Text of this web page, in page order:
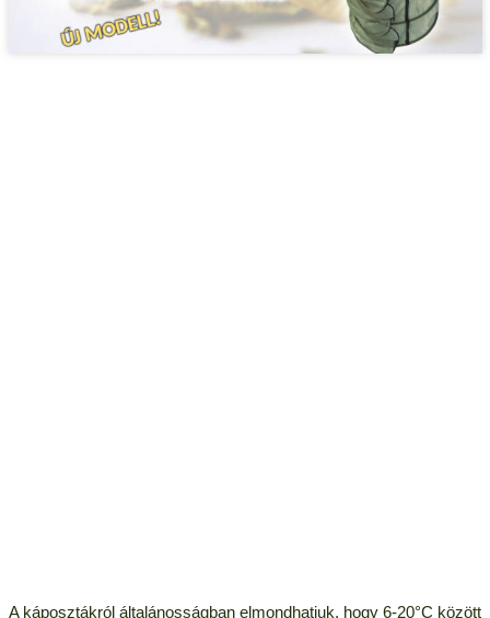
A káposztákról általánosságban elmondhatjuk, hogy 6-20°C között